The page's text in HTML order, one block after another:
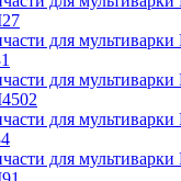
для
для
для
для